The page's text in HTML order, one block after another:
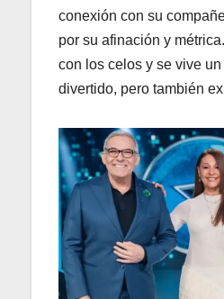
conexión con su
por su afinación y
con los celos y se vive
divertido, pero también